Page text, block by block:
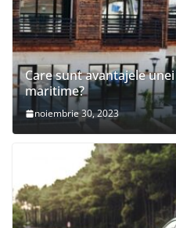
Care sunt avantajele
maritime?
noiembrie 30, 2023